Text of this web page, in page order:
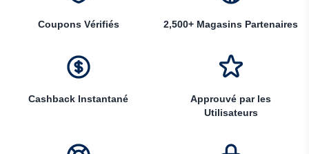
Coupons Vérifiés 2,500+ Magasins Partenaires
Cashback Instantané
Approuvé par les
Utilisateurs